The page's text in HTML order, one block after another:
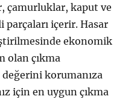
çamurluklar, kaput ve
parçaları içerir. Hasar
ekonomik
olan çıkma
değerini korumanıza
için en uygun çıkma